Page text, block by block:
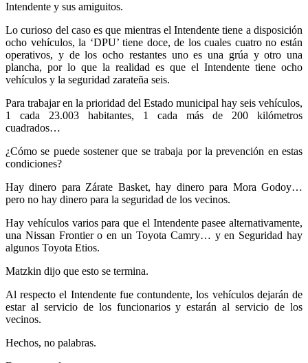
Intendente y sus amiguitos.
Lo curioso del caso es que mientras el Intendente tiene a disposición
ocho vehículos, la ‘DPU’ tiene doce, de los cuales cuatro no están
operativos, y de los ocho restantes uno es una grúa y otro una
plancha, por lo que la realidad es que el Intendente tiene ocho
vehículos y la seguridad zarateña seis.
Para trabajar en la prioridad del Estado municipal hay seis vehículos,
1 cada 23.003 habitantes, 1 cada más de 200 kilómetros
cuadrados…
¿Cómo se puede sostener que se trabaja por la prevención en estas
condiciones?
Hay dinero para Zárate Basket, hay dinero para Mora Godoy…
pero no hay dinero para la seguridad de los vecinos.
Hay vehículos varios para que el Intendente pasee alternativamente,
una Nissan Frontier o en un Toyota Camry… y en Seguridad hay
algunos Toyota Etios.
Matzkin dijo que esto se termina.
Al respecto el Intendente fue contundente, los vehículos dejarán de
estar al servicio de los funcionarios y estarán al servicio de los
vecinos.
Hechos, no palabras.